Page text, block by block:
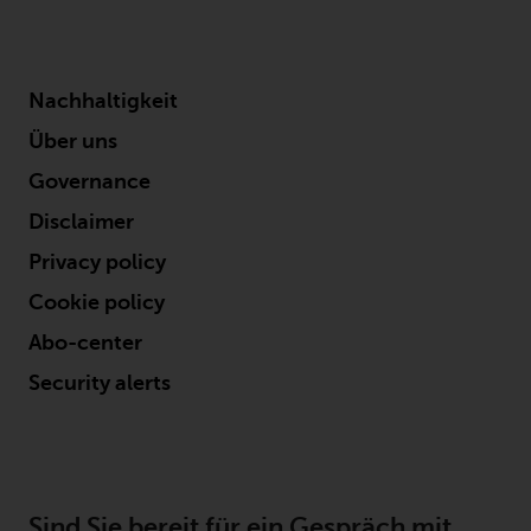
Nachhaltigkeit
Über uns
Governance
Disclaimer
Privacy policy
Cookie policy
Abo-center
Security alerts